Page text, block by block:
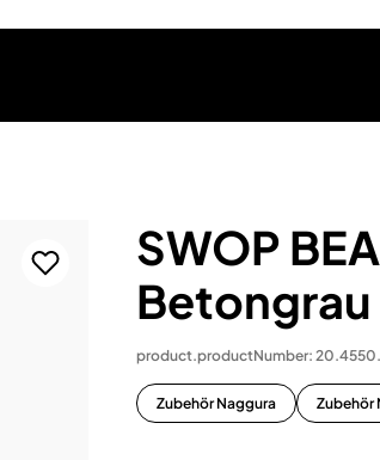
SWOP
Betongrau
product.productNumber:
Zubehör Naggura Zubehör